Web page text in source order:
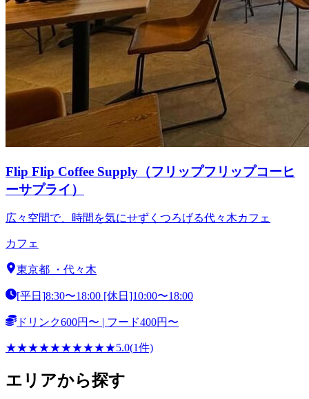
Flip Flip Coffee Supply（フリップフリップコーヒ
ーサプライ）
広々空間で、時間を気にせずくつろげる代々木カフェ
カフェ
東京都 ・ 代々木
[平日]8:30〜18:00 [休日]10:00〜18:00
ドリンク600円〜 | フード400円〜
★★★★★★★★★★5.0(1件)
エリアから探す